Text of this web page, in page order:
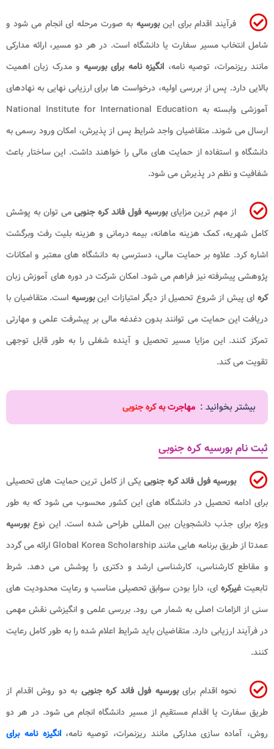
فرآیند اقدام برای اینبورسیه به صورت مرحله ای انجام می شود و
شامل انتخاب مسیر سفارت یا دانشگاه است. در هر دو مسیر، ارائه مدارکی
مانند ریزنمرات، توصیه نامه، انگیزه نامه برای بورسیه و مدرک زبان اهمیت
بالایی دارد. پس از بررسی اولیه، درخواست ها برای ارزیابی نهایی به نهادهای
آموزشی وابسته به National Institute for International Education
ارسال می شوند. متقاضیان واجد شرایط پس از پذیرش، امکان ورود رسمی به
دانشگاه و استفاده از حمایت های مالی را خواهند داشت. این ساختار باعث
شفافیت و نظم در پذیرش می شود.
از مهم ترین مزایایبورسیه فول فاند کره جنوبیمی توان به پوشش
کامل شهریه، کمک هزینه ماهانه، بیمه درمانی و هزینه بلیت رفت وبرگشت
اشاره کرد. علاوه بر حمایت مالی، دسترسی به دانشگاه های معتبر و امکانات
پژوهشی پیشرفته نیز فراهم می شود. امکان شرکت در دوره های آموزش زبان
کره ای پیش از شروع تحصیل از دیگر امتیازات اینبورسیه است. متقاضیان با
دریافت این حمایت می توانند بدون دغدغه مالی بر پیشرفت علمی و مهارتی
تمرکز کنند. این مزایا مسیر تحصیل و آینده شغلی را به طور قابل توجهی
تقویت می کند.
بیشتر بخوانید : مهاجرت به کره جنوبی
ثبت نام بورسیه کره جنوبی
بورسیه فول فاند کره جنوبییکی از کامل ترین حمایت های تحصیلی
برای ادامه تحصیل در دانشگاه های این کشور محسوب می شود که به طور
ویژه برای جذب دانشجویان بین المللی طراحی شده است. این نوعبورسیه
عمدتا از طریق برنامه هایی مانند Global Korea Scholarship ارائه می گردد
و مقاطع کارشناسی، کارشناسی ارشد و دکتری را پوشش می دهد. شرط
تابعیتغیرکره ای، دارا بودن سوابق تحصیلی مناسب و رعایت محدودیت های
سنی از الزامات اصلی به شمار می رود. بررسی علمی و انگیزشی نقش مهمی
در فرآیند ارزیابی دارد. متقاضیان باید شرایط اعلام شده را به طور کامل رعایت
کنند.
نحوه اقدام برایبورسیه فول فاند کره جنوبی به دو روش اقدام از
طریق سفارت یا اقدام مستقیم از مسیر دانشگاه انجام می شود. در هر دو
روش، آماده سازی مدارکی مانند ریزنمرات، توصیه نامه،انگیزه نامه برای